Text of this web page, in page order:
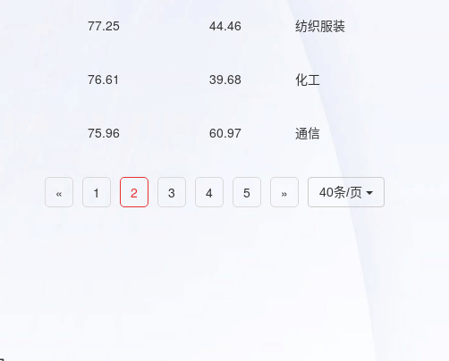
77.25 44.46 纺织服装
76.61 39.68 化工
75.96 60.97 通信
40条/页
« 1 2 3 4 5 »